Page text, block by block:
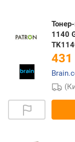
1140
431